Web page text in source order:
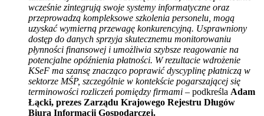
wcześnie zintegrują swoje systemy informatyczne oraz
przeprowadzą kompleksowe szkolenia personelu, mogą
uzyskać wymierną przewagę konkurencyjną. Usprawniony
dostęp do danych sprzyja skutecznemu monitorowaniu
płynności finansowej i umożliwia szybsze reagowanie na
potencjalne opóźnienia płatności. W rezultacie wdrożenie
KSeF ma szansę znacząco poprawić dyscyplinę płatniczą w
sektorze MŚP, szczególnie w kontekście pogarszającej się
terminowości rozliczeń pomiędzy firmami – podkreśla Adam
Łącki, prezes Zarządu Krajowego Rejestru Długów
Biura Informacji Gospodarczej.